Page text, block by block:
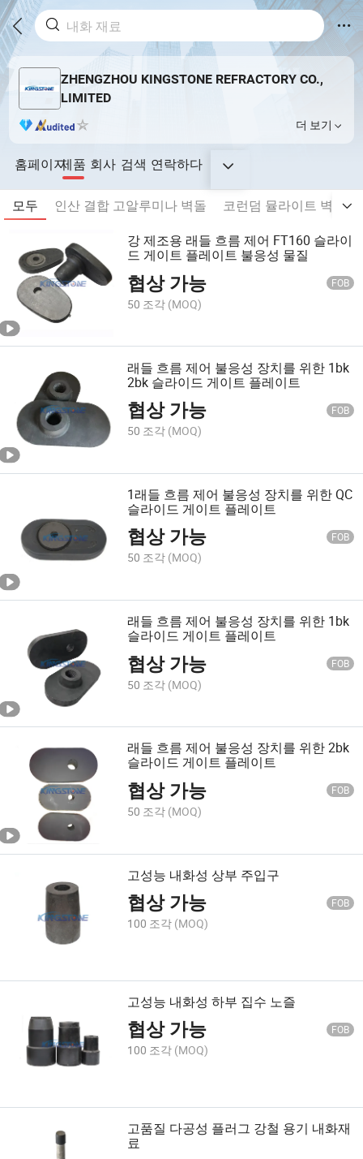
ZHENGZHOU KINGSTONE REFRACTORY CO.,
LIMITED
더 보기
홈페이지제품 회사 검색 연락하다
모두 인산 결합 고알루미나 벽돌 코런덤 뮬라이트 벽돌
강 제조용 래들 흐름 제어 FT160 슬라이
드 게이트 플레이트 불응성 물질
협상 가능 FOB
50 조각 (MOQ)
래들 흐름 제어 불응성 장치를 위한 1bk
2bk 슬라이드 게이트 플레이트
협상 가능 FOB
50 조각 (MOQ)
1래들 흐름 제어 불응성 장치를 위한 QC
슬라이드 게이트 플레이트
협상 가능 FOB
50 조각 (MOQ)
래들 흐름 제어 불응성 장치를 위한 1bk
슬라이드 게이트 플레이트
협상 가능 FOB
50 조각 (MOQ)
래들 흐름 제어 불응성 장치를 위한 2bk
슬라이드 게이트 플레이트
협상 가능 FOB
50 조각 (MOQ)
고성능 내화성 상부 주입구
협상 가능 FOB
100 조각 (MOQ)
고성능 내화성 하부 집수 노즐
협상 가능 FOB
100 조각 (MOQ)
고품질 다공성 플러그 강철 용기 내화재
료